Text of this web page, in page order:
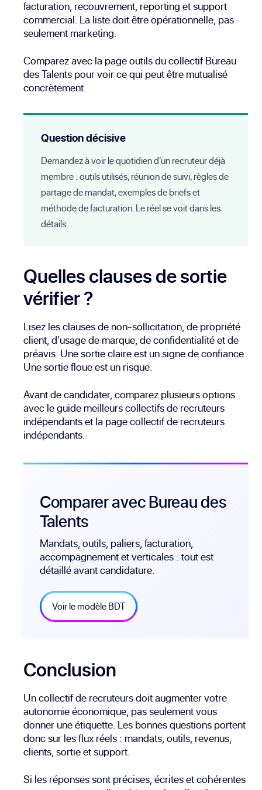
facturation, recouvrement, reporting et support
commercial. La liste doit être opérationnelle, pas
seulement marketing.
Comparez avec la pageoutils du collectif Bureau
des Talents pour voir ce qui peut être mutualisé
concrètement.
Question décisive
Demandez à voir le quotidien d'un recruteur déjà
membre : outils utilisés, réunion de suivi, règles de
partage de mandat, exemples de briefs et
méthode de facturation. Le réel se voit dans les
détails.
Quelles clauses de sortie
vérifier ?
Lisez les clauses de non-sollicitation, de propriété
client, d'usage de marque, de confidentialité et de
préavis. Une sortie claire est un signe de confiance.
Une sortie floue est un risque.
Avant de candidater, comparez plusieurs options
avec le guide meilleurs collectifs de recruteurs
indépendantset la pagecollectif de recruteurs
indépendants.
Comparer avec Bureau des
Talents
Mandats, outils, paliers, facturation,
accompagnement et verticales : tout est
détaillé avant candidature.
Voir le modèle BDT
Conclusion
Un collectif de recruteurs doit augmenter votre
autonomie économique, pas seulement vous
donner une étiquette. Les bonnes questions portent
donc sur les flux réels : mandats, outils, revenus,
clients, sortie et support.
Si les réponses sont précises, écrites et cohérentes